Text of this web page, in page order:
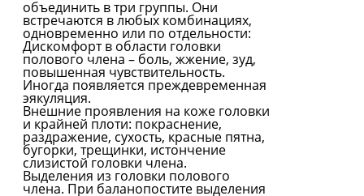
объединить в три группы. Они
встречаются в любых комбинациях,
одновременно или по отдельности:
Дискомфорт в области головки
полового члена – боль, жжение, зуд,
повышенная чувствительность.
Иногда появляется преждевременная
эякуляция.
Внешние проявления на коже головки
и крайней плоти: покраснение,
раздражение, сухость, красные пятна,
бугорки, трещинки, истончение
слизистой головки члена.
Выделения из головки полового
члена. При баланопостите выделения